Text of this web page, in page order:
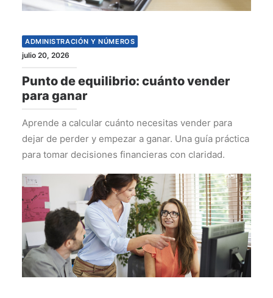
ADMINISTRACIÓN Y NÚMEROS
julio 20, 2026
Punto de equilibrio: cuánto vender
para ganar
Aprende a calcular cuánto necesitas vender para
dejar de perder y empezar a ganar. Una guía práctica
para tomar decisiones financieras con claridad.